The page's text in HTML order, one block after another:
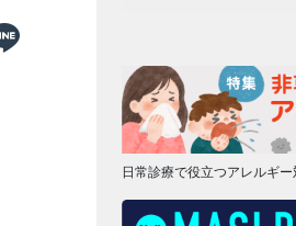
日常診療で役立つアレルギ